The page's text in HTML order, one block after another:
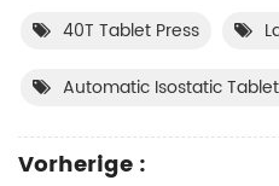
40T Tablet Press
Automatic Isostatic
Vorherige :